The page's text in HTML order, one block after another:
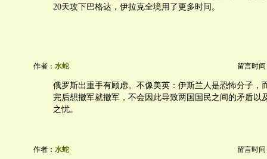
20天攻下巴格达，伊拉克全境用了更多时间。
作者： 水蛇 留言时间
俄罗斯出重手有顾虑。不像美英：伊斯兰人是恐怖分子，
完后想撤军就撤军，不会因此导致两国国民之间的矛盾以
之忧。
作者： 水蛇 留言时间